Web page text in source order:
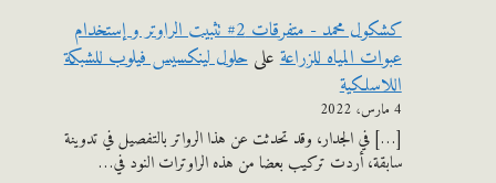
كشكول محمد - متفرقات 2# تثبيت الراوتر و إستخدام
عبوات المياه للزراعةعلىحلول لينكسيس فيلوب للشبكة
اللاسلكية
[…] في الجدار، وقد تحدثت عن هذا الرواتر بالتفصيل في تدوينة
سابقة، أردت تركيب بعضا من هذه الراوترات النود في…